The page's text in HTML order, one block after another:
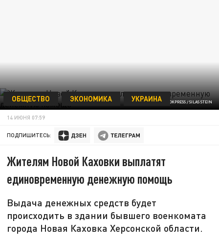
ФОТО: GLOBALLOOKPRESS / SILAS STEIN
ОБЩЕСТВО ЭКОНОМИКА УКРАИНА
14 ИЮНЯ 07:59
ПОДПИШИТЕСЬ:
Жителям Новой Каховки выплатят
единовременную денежную помощь
Выдача денежных средств будет
происходить в здании бывшего военкомата
города Новая Каховка Херсонской области.